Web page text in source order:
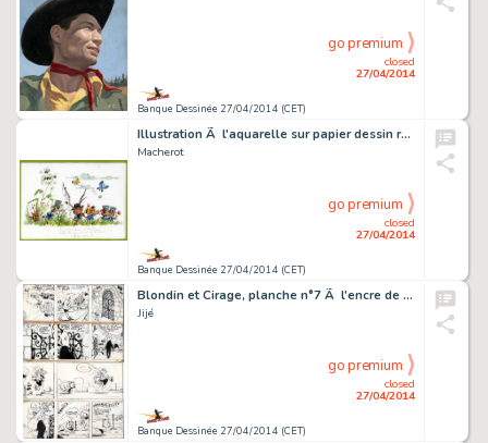
Banque Dessinée 27/04/2014 (CET)
closed
27/04/2014
go premium
Illustration Ã l'aquarelle sur papier dessin repr…
Macherot
Banque Dessinée 27/04/2014 (CET)
closed
27/04/2014
go premium
Blondin et Cirage, planche n°7 Ã l'encre de Chin…
Jijé
Banque Dessinée 27/04/2014 (CET)
closed
27/04/2014
go premium